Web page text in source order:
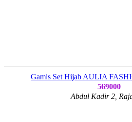
Gamis Set Hijab AULIA
569000
Abdul Kadir 2,